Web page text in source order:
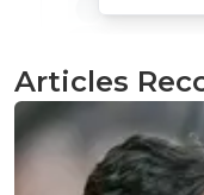
es pas
dans le
mec qui
sembles
4 +
Articles